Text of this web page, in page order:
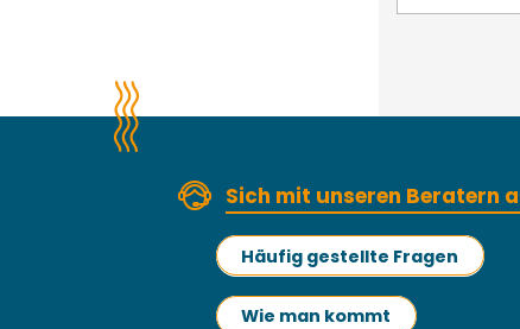
Sich mit unseren Beratern
Häufig gestellte Fragen
Wie man kommt